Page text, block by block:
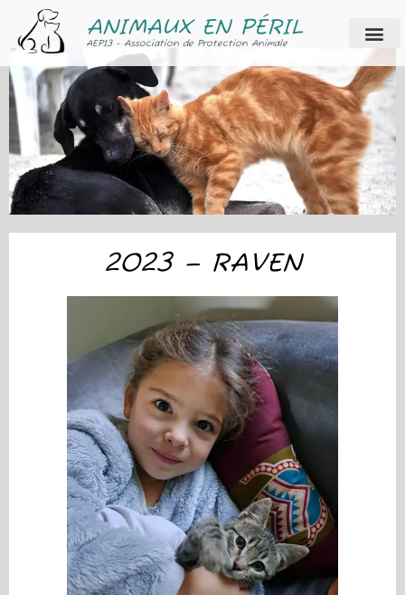
ANIMAUX EN PÉRIL
AEP13 - Association de Protection Animale
2023 – RAVEN